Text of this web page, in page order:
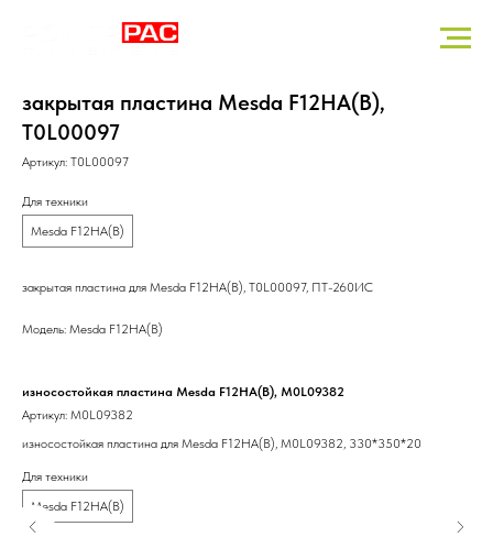
закрытая пластина Mesda F12HA(B),
T0L00097
Артикул: T0L00097
Для техники
Mesda F12HA(B)
закрытая пластина для Mesda F12HA(B), T0L00097, ПТ-260ИС
Модель: Mesda F12HA(B)
износостойкая пластина Mesda F12HA(B), M0L09382
Артикул: M0L09382
износостойкая пластина для Mesda F12HA(B), M0L09382, 330*350*20
Для техники
Mesda F12HA(B)